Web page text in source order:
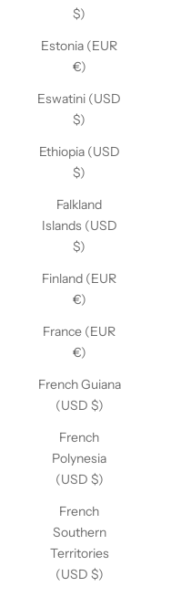
$)
Estonia (EUR
€)
Eswatini (USD
$)
Ethiopia (USD
$)
Falkland
Islands (USD
$)
Finland (EUR
€)
France (EUR
€)
French Guiana
(USD $)
French
Polynesia
(USD $)
French
Southern
Territories
(USD $)